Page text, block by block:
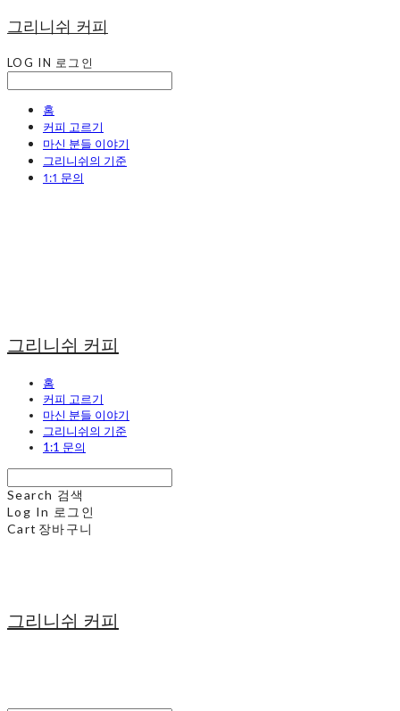
그리니쉬 커피
LOG IN 로그인
홈
커피 고르기
마신 분들 이야기
그리니쉬의 기준
1:1 문의
그리니쉬 커피
홈
커피 고르기
마신 분들 이야기
그리니쉬의 기준
1:1 문의
Search 검색
Log In 로그인
Cart 장바구니
그리니쉬 커피